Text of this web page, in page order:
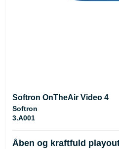
Softron OnTheAir Video 4
Softron
3.A001
Åben og kraftfuld